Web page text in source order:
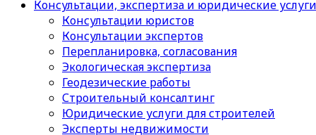
Консультации, экспертиза и юридические услуги
Консультации юристов
Консультации экспертов
Перепланировка, согласования
Экологическая экспертиза
Геодезические работы
Строительный консалтинг
Юридические услуги для строителей
Эксперты недвижимости